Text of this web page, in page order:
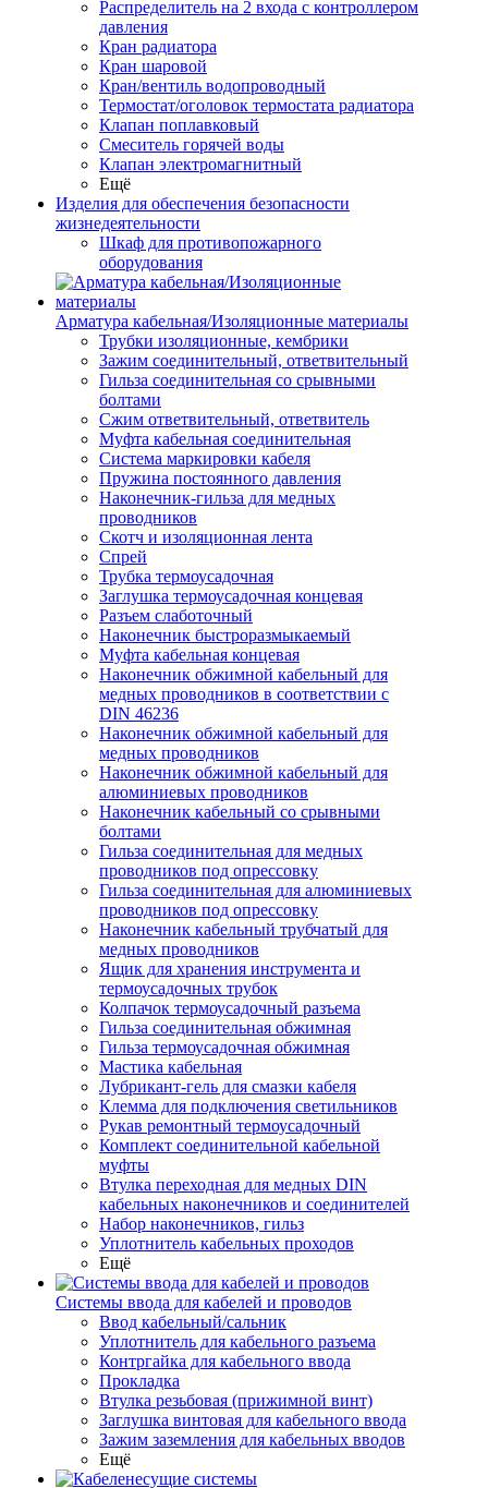
Распределитель на 2 входа с контроллером
давления
Кран радиатора
Кран шаровой
Кран/вентиль водопроводный
Термостат/оголовок термостата радиатора
Клапан поплавковый
Смеситель горячей воды
Клапан электромагнитный
Ещё
Изделия для обеспечения безопасности
жизнедеятельности
Шкаф для противопожарного
оборудования
Арматура кабельная/Изоляционные материалы
Трубки изоляционные, кембрики
Зажим соединительный, ответвительный
Гильза соединительная со срывными
болтами
Сжим ответвительный, ответвитель
Муфта кабельная соединительная
Система маркировки кабеля
Пружина постоянного давления
Наконечник-гильза для медных
проводников
Скотч и изоляционная лента
Спрей
Трубка термоусадочная
Заглушка термоусадочная концевая
Разъем слаботочный
Наконечник быстроразмыкаемый
Муфта кабельная концевая
Наконечник обжимной кабельный для
медных проводников в соответствии с
DIN 46236
Наконечник обжимной кабельный для
медных проводников
Наконечник обжимной кабельный для
алюминиевых проводников
Наконечник кабельный со срывными
болтами
Гильза соединительная для медных
проводников под опрессовку
Гильза соединительная для алюминиевых
проводников под опрессовку
Наконечник кабельный трубчатый для
медных проводников
Ящик для хранения инструмента и
термоусадочных трубок
Колпачок термоусадочный разъема
Гильза соединительная обжимная
Гильза термоусадочная обжимная
Мастика кабельная
Лубрикант-гель для смазки кабеля
Клемма для подключения светильников
Рукав ремонтный термоусадочный
Комплект соединительной кабельной
муфты
Втулка переходная для медных DIN
кабельных наконечников и соединителей
Набор наконечников, гильз
Уплотнитель кабельных проходов
Ещё
Системы ввода для кабелей и проводов
Ввод кабельный/сальник
Уплотнитель для кабельного разъема
Контргайка для кабельного ввода
Прокладка
Втулка резьбовая (прижимной винт)
Заглушка винтовая для кабельного ввода
Зажим заземления для кабельных вводов
Ещё